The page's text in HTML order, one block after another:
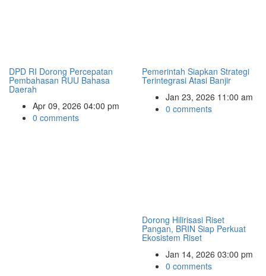
DPD RI Dorong Percepatan
Pembahasan RUU Bahasa
Daerah
Apr 09, 2026 04:00 pm
0 comments
Pemerintah Siapkan Strategi
Terintegrasi Atasi Banjir
Jan 23, 2026 11:00 am
0 comments
Dorong Hilirisasi Riset
Pangan, BRIN Siap Perkuat
Ekosistem Riset
Jan 14, 2026 03:00 pm
0 comments